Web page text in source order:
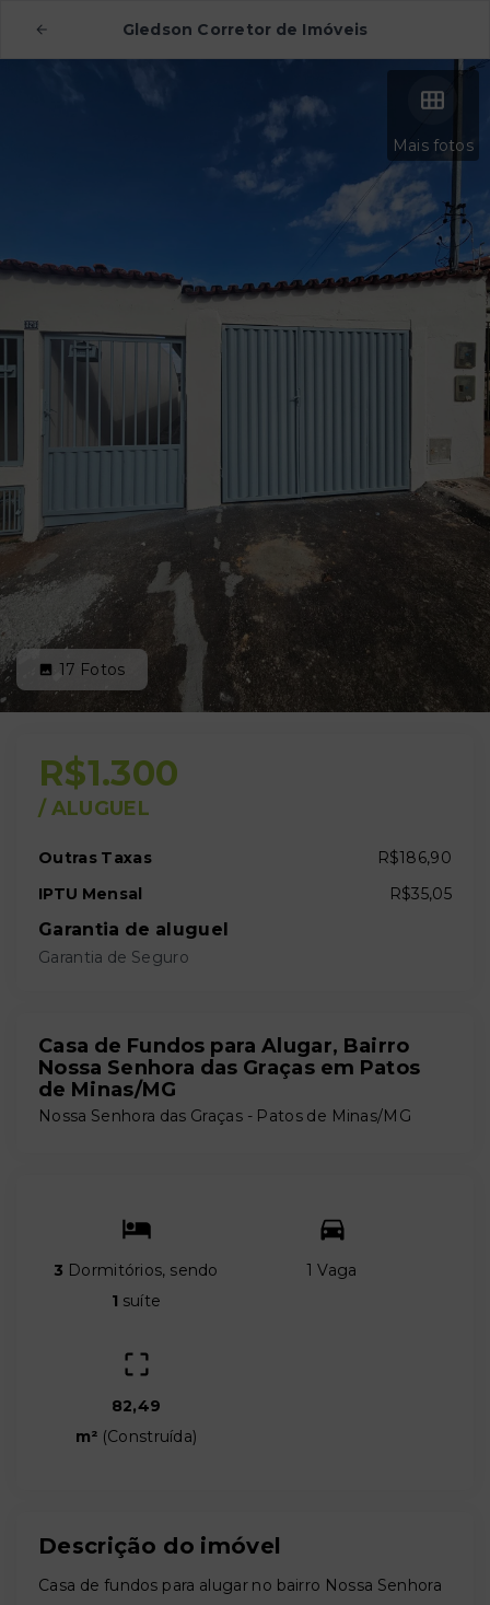
Gledson Corretor de Imóveis
Mais fotos
17 Fotos
R$1.300
/ ALUGUEL
Outras Taxas
R$186,90
IPTU Mensal
R$35,05
Garantia de aluguel
Garantia de Seguro
Casa de Fundos para Alugar, Bairro
Nossa Senhora das Graças em Patos
de Minas/MG
Nossa Senhora das Graças - Patos de Minas/MG
3 Dormitórios, sendo
1 suíte
1 Vaga
82,49
m² (Construída)
Descrição do imóvel
Casa de fundos para alugar no bairro Nossa Senhora